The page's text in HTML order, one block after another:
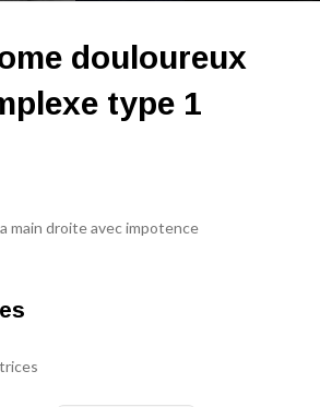
douloureux
type 1
main droite avec impotence